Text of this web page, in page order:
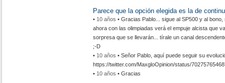
Parece que la opción elegida es la de
• 10 años • Gracias Pablo... sigue al SP500 y al
ahora con las olimpiadas verá el empuje alcista que
sorpresa que se llevarán... tírale un canal
;-D
• 10 años • Señor Pablo, aquí puede seguir su
https://twitter.com/MaxgloOpinion/status/
• 10 años • Gracias